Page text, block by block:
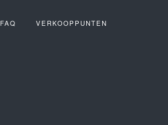
FAQ VERKOOPPUNTEN